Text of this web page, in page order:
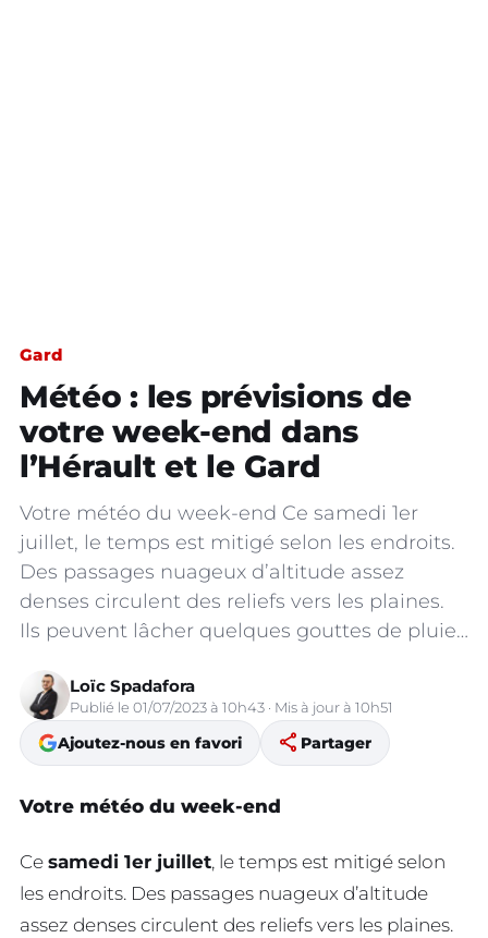
Gard
Météo : les prévisions de
votre week-end dans
l’Hérault et le Gard
Votre météo du week-end Ce samedi 1er
juillet, le temps est mitigé selon les endroits.
Des passages nuageux d’altitude assez
denses circulent des reliefs vers les plaines.
Ils peuvent lâcher quelques gouttes de pluie…
Loïc Spadafora
Publié le 01/07/2023 à 10h43 · Mis à jour à 10h51
Ajoutez-nous en favori share Partager
Votre météo du week-end
Ce samedi 1er juillet, le temps est mitigé selon
les endroits. Des passages nuageux d’altitude
assez denses circulent des reliefs vers les plaines.